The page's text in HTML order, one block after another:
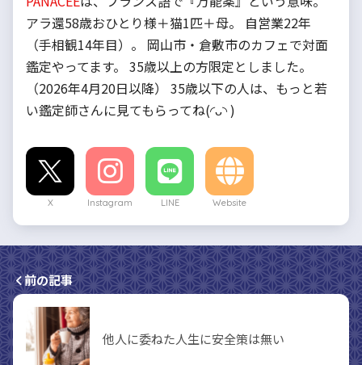
アラ還58歳おひとり様＋猫1匹＋母。 自営業22年
（手相観14年目）。 岡山市・倉敷市のカフェで対面
鑑定やってます。 35歳以上の方限定としました。
（2026年4月20日以降） 35歳以下の人は、もっと若
い鑑定師さんに見てもらってね(◜ᴗ◝ )
X Instagram LINE Website
前の記事
他人に委ねた人生に安全策は無い